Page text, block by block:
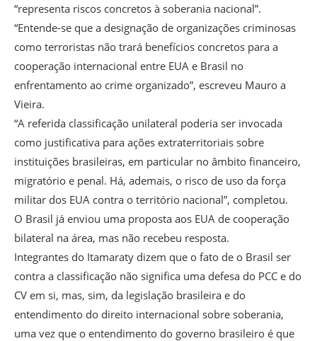
“representa riscos concretos à soberania nacional”.
“Entende-se que a designação de organizações criminosas
como terroristas não trará benefícios concretos para a
cooperação internacional entre EUA e Brasil no
enfrentamento ao crime organizado”, escreveu Mauro a
Vieira.
“A referida classificação unilateral poderia ser invocada
como justificativa para ações extraterritoriais sobre
instituições brasileiras, em particular no âmbito financeiro,
migratório e penal. Há, ademais, o risco de uso da força
militar dos EUA contra o território nacional”, completou.
O Brasil já enviou uma proposta aos EUA de cooperação
bilateral na área, mas não recebeu resposta.
Integrantes do Itamaraty dizem que o fato de o Brasil ser
contra a classificação não significa uma defesa do PCC e do
CV em si, mas, sim, da legislação brasileira e do
entendimento do direito internacional sobre soberania,
uma vez que o entendimento do governo brasileiro é que